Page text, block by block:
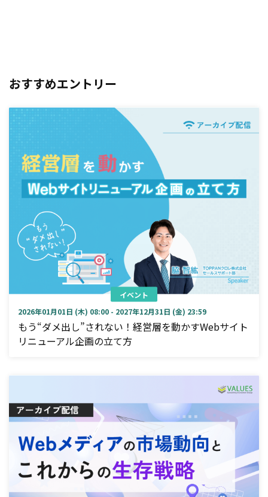
おすすめエントリー
イベント
2026年01月01日 (木) 08:00 - 2027年12月31日 (金) 23:59
もう“ダメ出し”されない！経営層を動かすWebサイト
リニューアル企画の立て方